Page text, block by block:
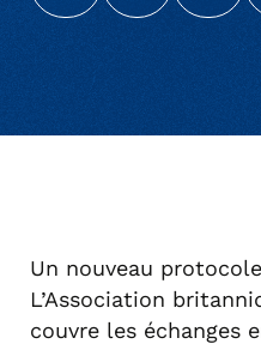
Un nouveau
L’Association
couvre les échanges